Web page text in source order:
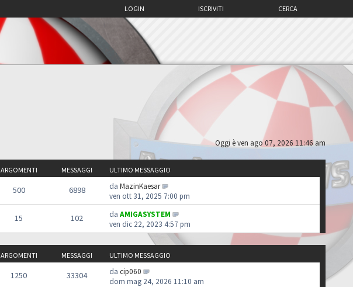
CERCA
ISCRIVITI
LOGIN
Oggi è ven ago 07, 2026 11:46 am
ARGOMENTI MESSAGGI ULTIMO MESSAGGIO
500 6898 da MazinKaesar
ven ott 31, 2025 7:00 pm
15 102 da AMIGASYSTEM
ven dic 22, 2023 4:57 pm
ARGOMENTI MESSAGGI ULTIMO MESSAGGIO
1250 33304 da cip060
dom mag 24, 2026 11:10 am